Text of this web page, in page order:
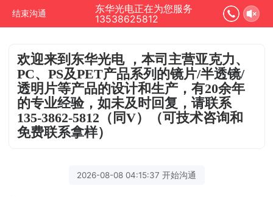
结束沟通
东华光电正在为您服务
13538625812
欢迎来到东华光电 ，本司主营亚克力、
PC、PS及PET产品系列的镜片/半透镜/
透明片等产品的设计和生产，有20余年
的专业经验，如未及时回复，请联系
135-3862-5812（同V）（可技术咨询和
免费联系拿样）
2026-08-08 04:15:37 开始沟通